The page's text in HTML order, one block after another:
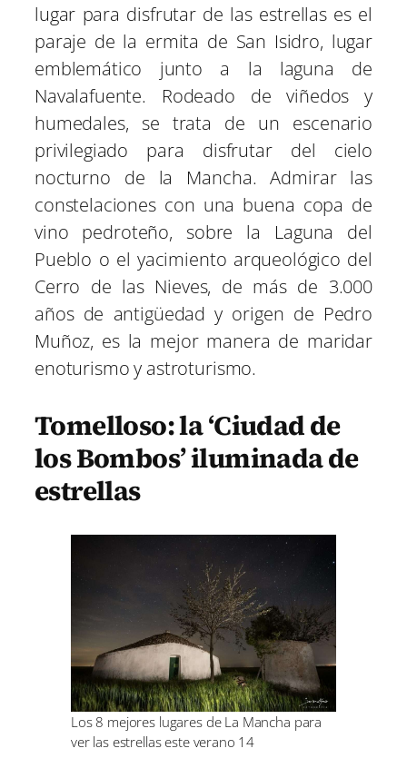
lugar para disfrutar de las estrellas es el
paraje de la ermita de San Isidro, lugar
emblemático junto a la laguna de
Navalafuente. Rodeado de viñedos y
humedales, se trata de un escenario
privilegiado para disfrutar del cielo
nocturno de la Mancha. Admirar las
constelaciones con una buena copa de
vino pedroteño, sobre la Laguna del
Pueblo o el yacimiento arqueológico del
Cerro de las Nieves, de más de 3.000
años de antigüedad y origen de Pedro
Muñoz, es la mejor manera de maridar
enoturismo y astroturismo.
Tomelloso: la ‘Ciudad de
los Bombos’ iluminada de
estrellas
Los 8 mejores lugares de La Mancha para
ver las estrellas este verano 14